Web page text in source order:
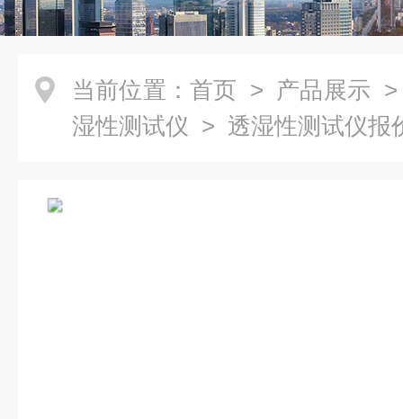
当前位置： 首页 > 产品展示
湿性测试仪 > 透湿性测试仪报